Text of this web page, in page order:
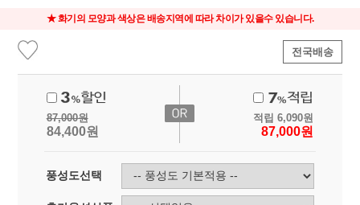
★ 화기의 모양과 색상은 배송지역에 따라 차이가 있을수 있습니다.
전국배송
87,000원
84,400원
적립 6,090원
87,000원
풍성도선택